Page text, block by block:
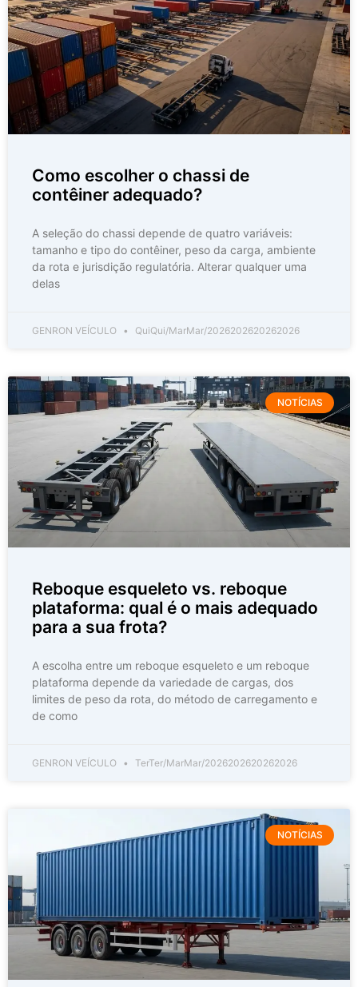
Como escolher o chassi de
contêiner adequado?
A seleção do chassi depende de quatro variáveis:
tamanho e tipo do contêiner, peso da carga, ambiente
da rota e jurisdição regulatória. Alterar qualquer uma
delas
GENRON VEÍCULO QuiQui/MarMar/2026202620262026
NOTÍCIAS
Reboque esqueleto vs. reboque
plataforma: qual é o mais adequado
para a sua frota?
A escolha entre um reboque esqueleto e um reboque
plataforma depende da variedade de cargas, dos
limites de peso da rota, do método de carregamento e
de como
GENRON VEÍCULO TerTer/MarMar/2026202620262026
NOTÍCIAS